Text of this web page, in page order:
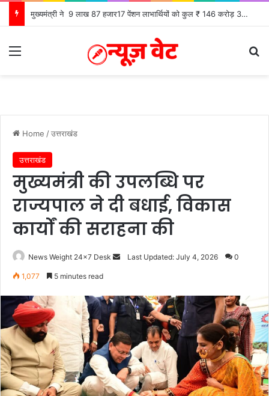
मुख्यमंत्री ने 9 लाख 87 हजार17 पेंशन लाभार्थियों को कुल ₹ 146 करोड़ 32 लाख की पेंशन राशि का किया भुगतान
Home /उत्तराखंड
उत्तराखंड
मुख्यमंत्री की उपलब्धि पर
राज्यपाल ने दी बधाई, विकास
कार्यों की सराहना की
News Weight 24x7 Desk
d
a
e
m
a
Last Updated: July 4, 2026 0
1,077 5 minutes read